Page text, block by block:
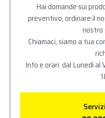
Hai domande sui
preventivo, ordinare il
nostro
Chiamaci, siamo a tua
Info e orari: dal Lunedì